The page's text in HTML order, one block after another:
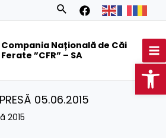
Search
Compania Națională de Căi
Ferate ”CFR” – SA
05.06.2015
2015